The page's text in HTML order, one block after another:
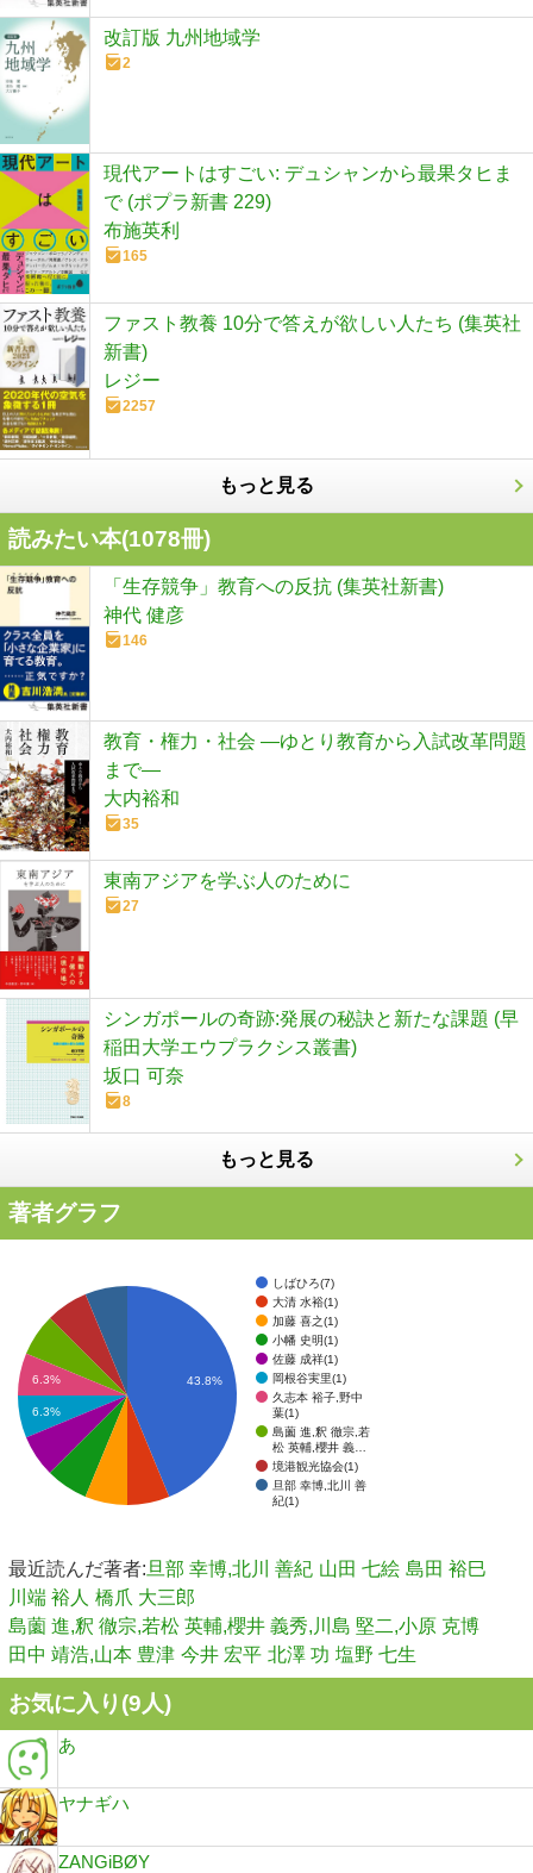
改訂版 九州地域学
2
現代アートはすごい: デュシャンから最果タヒま
で (ポプラ新書 229)
布施英利
165
ファスト教養 10分で答えが欲しい人たち (集英社
新書)
レジー
2257
もっと見る
読みたい本(1078冊)
「生存競争」教育への反抗 (集英社新書)
神代 健彦
146
教育・権力・社会 ―ゆとり教育から入試改革問題
まで―
大内裕和
35
東南アジアを学ぶ人のために
27
シンガポールの奇跡:発展の秘訣と新たな課題 (早
稲田大学エウプラクシス叢書)
坂口 可奈
8
もっと見る
著者グラフ
しばひろ(7)
大清 水裕(1)
加藤 喜之(1)
小幡 史明(1)
佐藤 成祥(1)
岡根谷実里(1)
久志本 裕子,野中
葉(1)
島薗 進,釈 徹宗,若
松 英輔,櫻井 義…
境港観光協会(1)
旦部 幸博,北川 善
紀(1)
43.8%
6.3%
6.3%
最近読んだ著者: 旦部 幸博,北川 善紀 山田 七絵 島田 裕巳
川端 裕人 橋爪 大三郎
島薗 進,釈 徹宗,若松 英輔,櫻井 義秀,川島 堅二,小原 克博
田中 靖浩,山本 豊津 今井 宏平 北澤 功 塩野 七生
お気に入り(9人)
あ
ヤナギハ
ZANGiBØY